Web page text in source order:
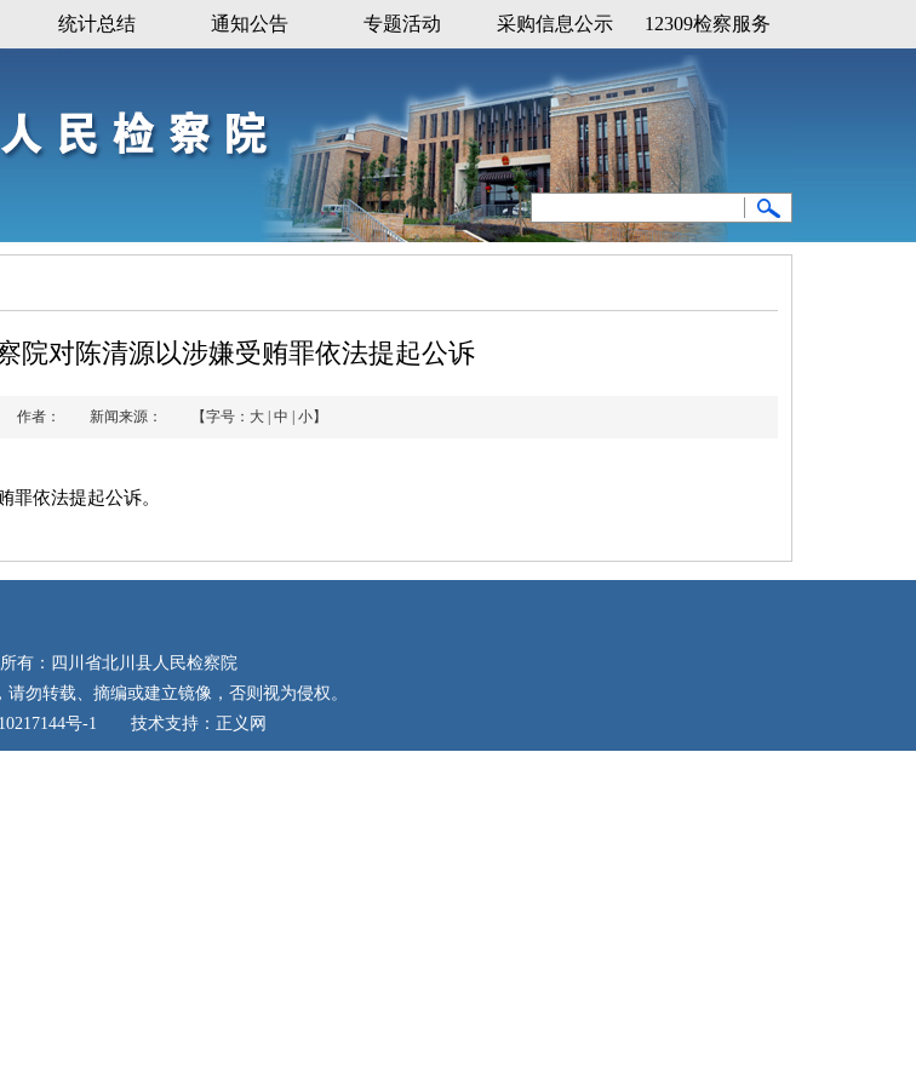
统计总结 通知公告 专题活动 采购信息公示 12309检察服务
院对陈清源以涉嫌受贿罪依法提起公诉
作者： 新闻来源： 【字号： 大 中 小】
罪依法提起公诉。
有：四川省北川县人民检察院
勿转载、摘编或建立镜像，否则视为侵权。
号-1 技术支持：正义网